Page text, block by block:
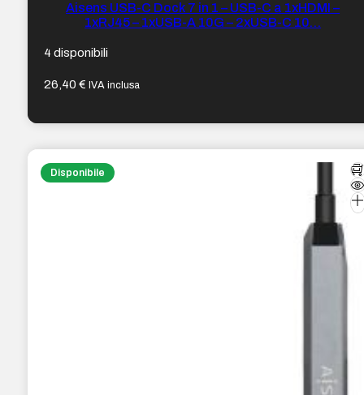
Aisens USB-C Dock 7 in 1 – USB-C a 1xHDMI –
1xRJ45 – 1xUSB-A 10G – 2xUSB-C 10…
4 disponibili
26,40€ IVA inclusa
Disponibile